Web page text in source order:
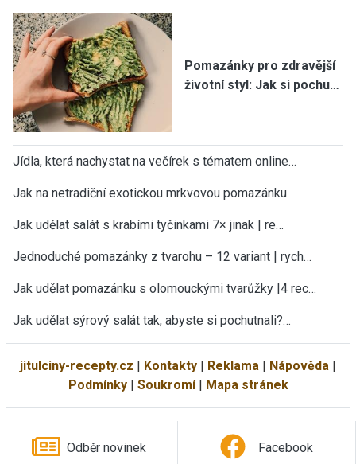
Pomazánky pro zdravější
životní styl: Jak si pochu…
Jídla, která nachystat na večírek s tématem online…
Jak na netradiční exotickou mrkvovou pomazánku
Jak udělat salát s krabími tyčinkami 7× jinak | re…
Jednoduché pomazánky z tvarohu – 12 variant | rych…
Jak udělat pomazánku s olomouckými tvarůžky |4 rec…
Jak udělat sýrový salát tak, abyste si pochutnali?…
jitulciny-recepty.cz | Kontakty | Reklama | Nápověda |
Podmínky| Soukromí| Mapa stránek
Odběr novinek Facebook